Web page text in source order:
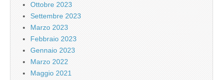
Ottobre 2023
Settembre 2023
Marzo 2023
Febbraio 2023
Gennaio 2023
Marzo 2022
Maggio 2021